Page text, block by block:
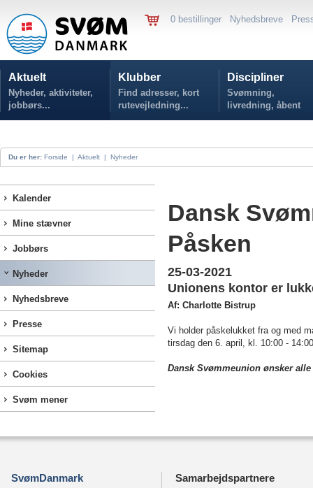
0 bestillinger Nyhedsbreve
Aktuelt
Nyheder, aktiviteter,
jobbørs...
Klubber
Find adresser, kort
rutevejledning...
Discipliner
Svømning,
livredning, åbent
vand...
Du er her: Forside | Aktuelt | Nyheder
Kalender
Mine stævner
Jobbørs
Nyheder
Nyhedsbreve
Presse
Sitemap
Cookies
Svøm mener
Dansk
Påsken
25-03-2021
Unionens kontor er
Af: Charlotte Bistrup
Vi holder påskelukket fra og med
tirsdag den 6. april, kl. 10:00 -
Dansk Svømmeunion ønsker
SvømDanmark Samarbejdspartnere